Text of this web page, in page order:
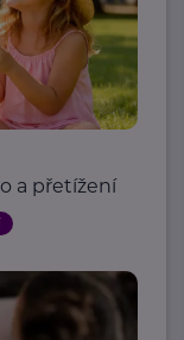
a přetížení